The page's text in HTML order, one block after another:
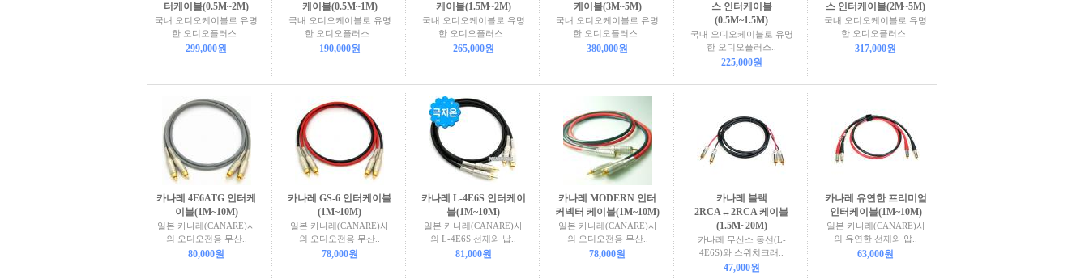
터케이블(0.5M~2M)
국내 오디오케이블로 유명
한 오디오플러스..
299,000원
케이블(0.5M~1M)
국내 오디오케이블로 유명
한 오디오플러스..
190,000원
케이블(1.5M~2M)
국내 오디오케이블로 유명
한 오디오플러스..
265,000원
케이블(3M~5M)
국내 오디오케이블로 유명
한 오디오플러스..
380,000원
스 인터케이블
(0.5M~1.5M)
국내 오디오케이블로 유명
한 오디오플러스..
225,000원
스 인터케이블(2M~5M)
국내 오디오케이블로 유명
한 오디오플러스..
317,000원
카나레 4E6ATG 인터케
이블(1M~10M)
일본 카나레(CANARE)사
의 오디오전용 무산..
80,000원
카나레 GS-6 인터케이블
(1M~10M)
일본 카나레(CANARE)사
의 오디오전용 무산..
78,000원
카나레 L-4E6S 인터케이
블(1M~10M)
일본 카나레(CANARE)사
의 L-4E6S 선재와 납..
81,000원
카나레 MODERN 인터
커넥터 케이블(1M~10M)
일본 카나레(CANARE)사
의 오디오전용 무산..
78,000원
카나레 블랙
2RCA↔2RCA 케이블
(1.5M~20M)
카나레 무산소 동선(L-
4E6S)와 스위치크래..
47,000원
카나레 유연한 프리미엄
인터케이블(1M~10M)
일본 카나레(CANARE)사
의 유연한 선재와 압..
63,000원